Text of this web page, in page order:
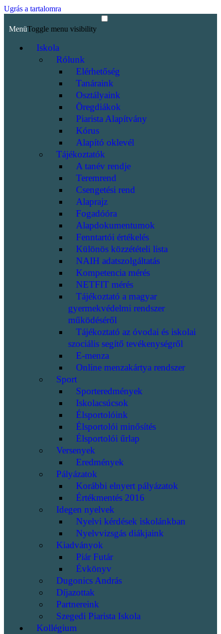
Ugrás a tartalomra
MenüToggle menu visibility
Iskola
Rólunk
Elérhetőség
Tanáraink
Osztályaink
Öregdiákok
Piarista Alapítvány
Kórus
Alapító oklevél
Tájékoztatók
A tanév rendje
Teremrend
Csengetési rend
Alaprajz
Fogadóóra
Alapdokumentumok
Fenntartói értékelés
Különös közzétételi lista
NAIH adatszolgáltatás
Kompetencia mérés
NETFIT mérés
Tájékoztató a magyar
gyermekvédelmi rendszer
működéséről
Tájékoztató az óvodai és iskolai
szociális segítő tevékenységről
E-menza
Online menzakártya rendszer
Sport
Sporteredmények
Iskolacsúcsok
Élsportolóink
Élsportolói minősítés
Élsportolói űrlap
Versenyek
Eredmények
Pályázatok
Korábbi elnyert pályázatok
Értékmentés 2016
Idegen nyelvek
Nyelvi kérdések iskolánkban
Nyelvvizsgás diákjaink
Kiadványok
Piár Futár
Évkönyv
Dugonics András
Díjazottak
Partnereink
Szegedi Piarista Iskola
Kollégium